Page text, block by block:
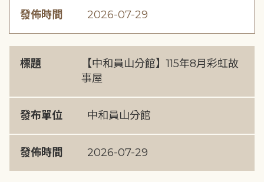
發佈時間 2026-07-29
標題
【中和員山分館】115年8月彩虹故
事屋
發布單位 中和員山分館
發佈時間 2026-07-29